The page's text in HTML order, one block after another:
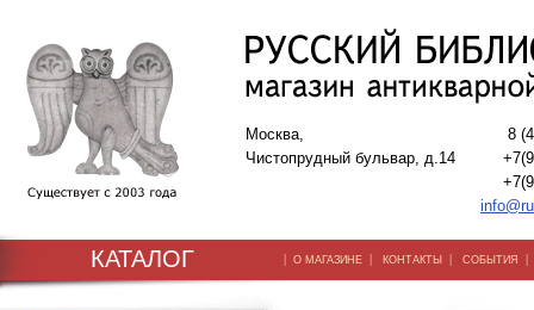
Москва,
Чистопрудный бульвар, д.14
8
КАТАЛОГ | О МАГАЗИНЕ | КОНТАКТЫ | СОБЫТИЯ